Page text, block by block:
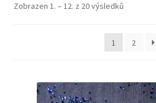
Kontakt
Zobrazen 1. – 12. z 20 výsledků
1 2